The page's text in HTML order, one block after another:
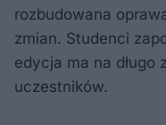
rozbudowana
zmian. Studenci
edycja ma na długo
uczestników.